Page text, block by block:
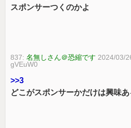
スポンサーつくのかよ
837:名無しさん＠恐縮です 2024/03/
gVEuW0
>>3
どこがスポンサーかだけは興味あ